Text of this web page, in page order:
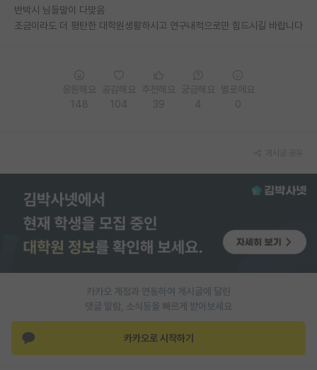
반박시 님들말이 다맞음
조금이라도 더 평탄한 대학원생활하시고 연구내적으로만 힘드시길 바랍니다
카카오 계정과 연동하여 게시글에 달린
댓글 알람, 소식등을 빠르게 받아보세요
카카오로 시작하기